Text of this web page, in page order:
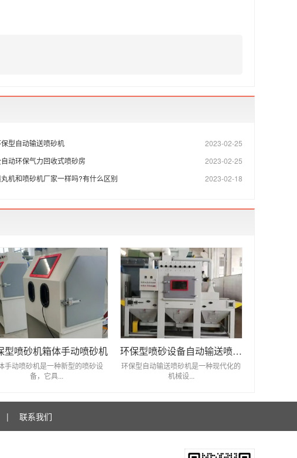
2023-02-25
型自动输送喷砂机
2023-02-25
动环保气力回收式喷砂房
2023-02-18
机和喷砂机厂家一样吗?有什么区别
型喷砂机箱体手动喷砂机
手动喷砂机是一种新型的喷砂设
备，它具...
环保型喷砂设备自动输送喷砂机
环保型自动输送喷砂机是一种现代化的
机械设...
| 联系我们